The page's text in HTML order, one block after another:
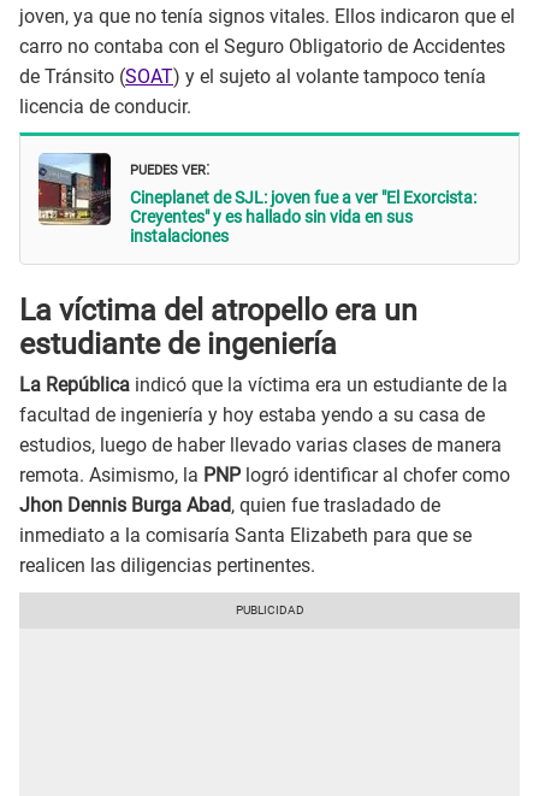
joven, ya que no tenía signos vitales. Ellos indicaron que el
carro no contaba con el Seguro Obligatorio de Accidentes
de Tránsito (SOAT) y el sujeto al volante tampoco tenía
licencia de conducir.
PUEDES VER:
Cineplanet de SJL: joven fue a ver "El Exorcista:
Creyentes" y es hallado sin vida en sus
instalaciones
La víctima del atropello era un
estudiante de ingeniería
La República indicó que la víctima era un estudiante de la
facultad de ingeniería y hoy estaba yendo a su casa de
estudios, luego de haber llevado varias clases de manera
remota. Asimismo, la PNPlogró identificar al chofer como
Jhon Dennis Burga Abad, quien fue trasladado de
inmediato a la comisaría Santa Elizabeth para que se
realicen las diligencias pertinentes.